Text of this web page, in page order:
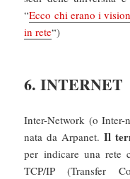
“Ecco chi erano i
in rete“)
6. INTERNET
Inter-Network (o Inter-
nata da Arpanet.Il
per indicare una rete
TCP/IP (Transfer